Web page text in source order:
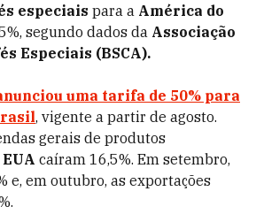
especiais para a América do
segundo dados da Associação
Especiais (BSCA).
uma tarifa de 50% para
, vigente a partir de agosto.
gerais de produtos
EUA caíram 16,5%. Em setembro,
e, em outubro, as exportações